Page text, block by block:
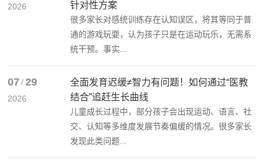
2026
针对性方案
很多家长对感统训练存在认知误区，将其等同于普
通的游戏玩耍，认为孩子只是在运动玩乐，无需系
统干预。事实...
07 / 29
2026
全面发育迟缓≠智力有问题！如何通过“医教
结合”追赶生长曲线
儿童成长过程中，部分孩子会出现运动、语言、社
交、认知等多维度发展节奏偏缓的情况。很多家长
发现此类问题...